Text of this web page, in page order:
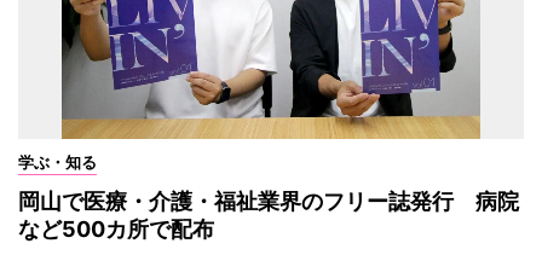
学ぶ・知る
岡山で医療・介護・福祉業界のフリー誌発行 病院
など500カ所で配布